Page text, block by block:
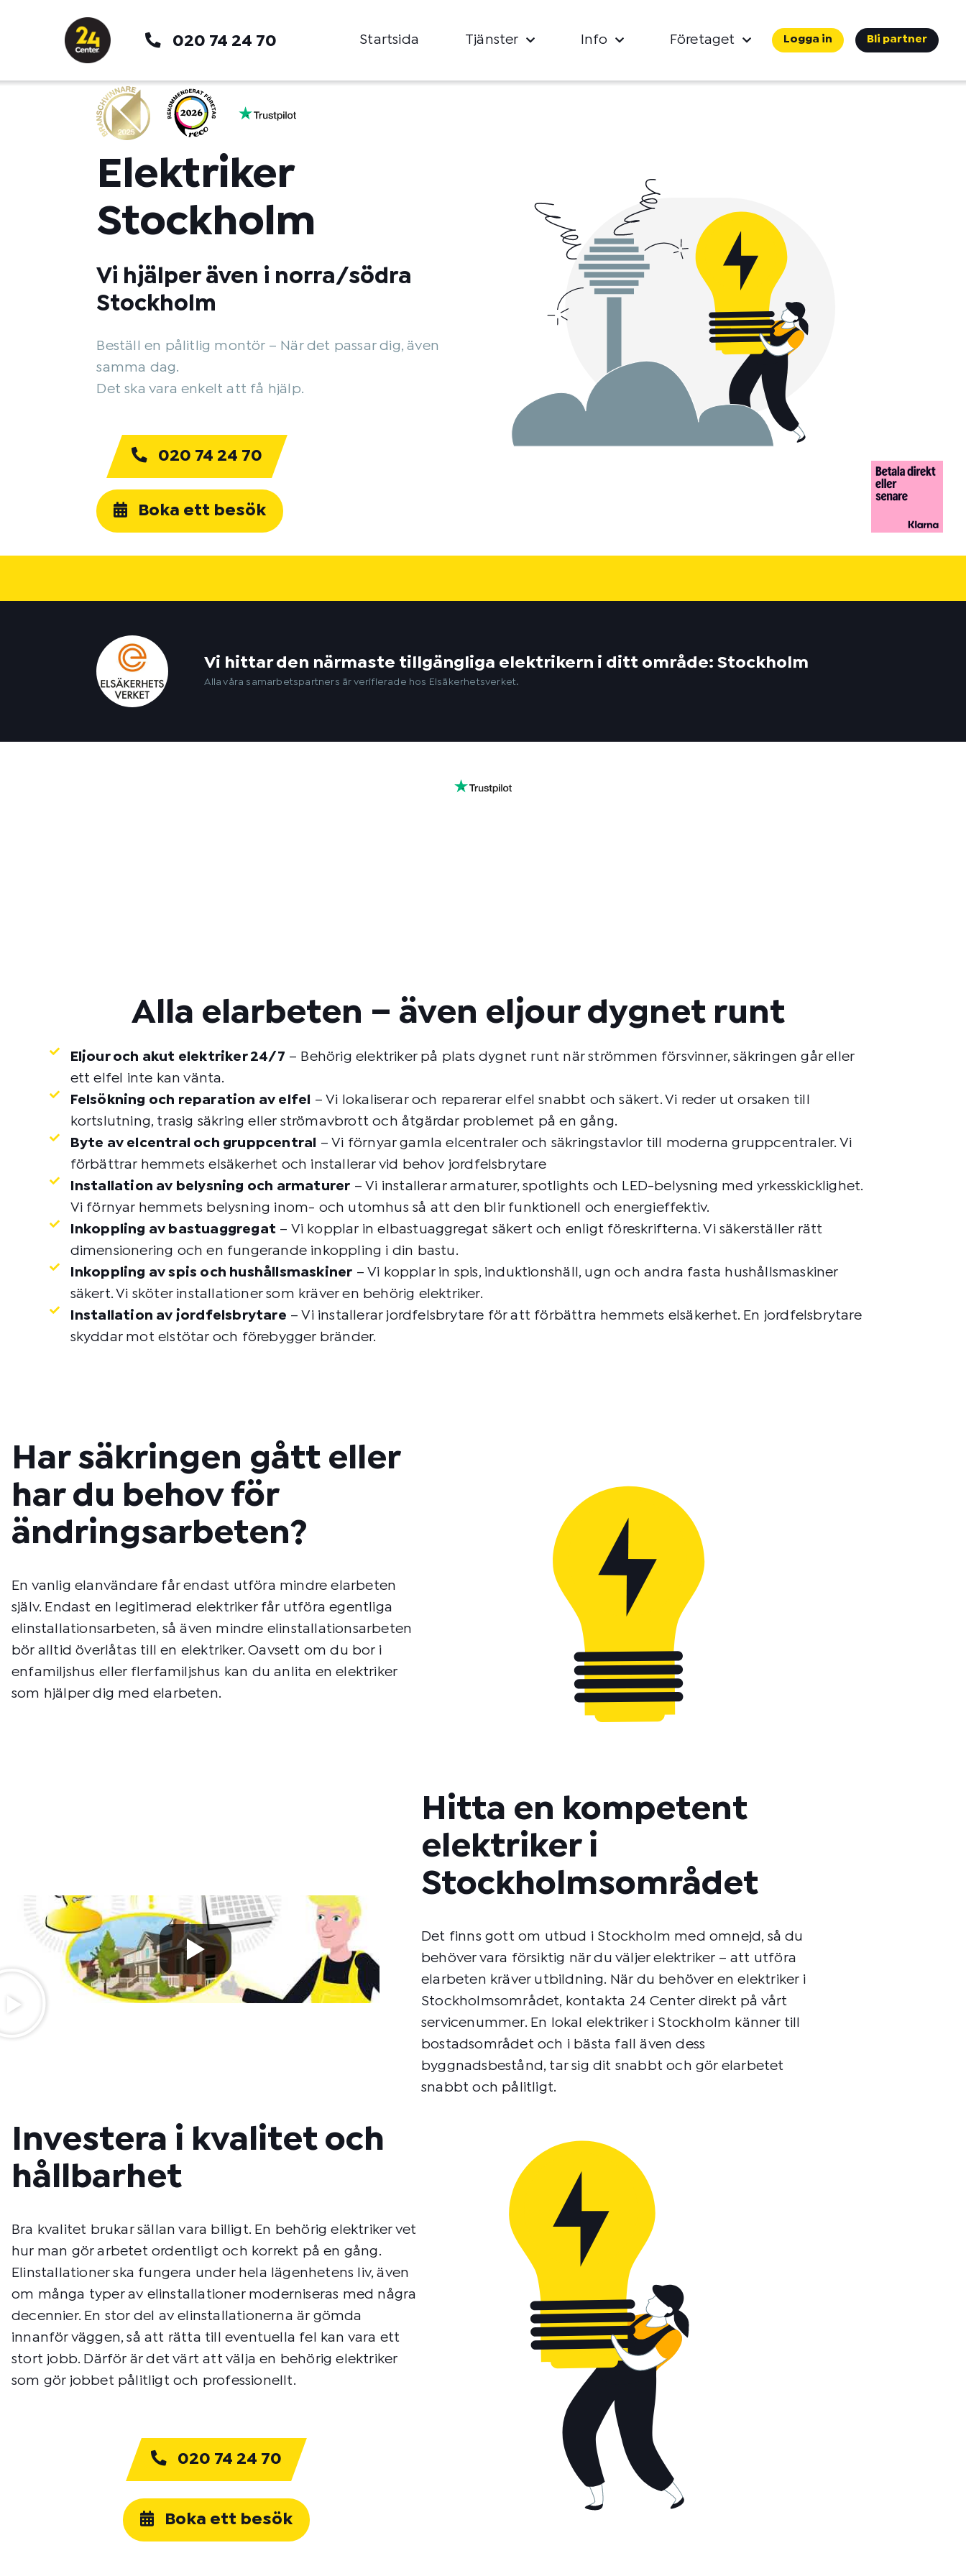
020 74 24 70 Startsida Tjänster Info Företaget Logga in Bli partner
Elektriker
Stockholm
Vi hjälper även i norra/södra
Stockholm
Beställ en pålitlig montör – När det passar dig, även
samma dag.
Det ska vara enkelt att få hjälp.
020 74 24 70
Boka ett besök
Vi hittar den närmaste tillgängliga elektrikern i ditt område: Stockholm
Alla våra samarbetspartners är verifierade hos Elsäkerhetsverket.
Alla elarbeten – även eljour dygnet runt
Eljour och akut elektriker 24/7 – Behörig elektriker på plats dygnet runt när strömmen försvinner, säkringen går eller
ett elfel inte kan vänta.
Felsökning och reparation av elfel
– Vi lokaliserar och reparerar elfel snabbt och säkert. Vi reder ut orsaken till
kortslutning, trasig säkring eller strömavbrott och åtgärdar problemet på en gång.
Byte av elcentral och gruppcentral
– Vi förnyar gamla elcentraler och säkringstavlor till moderna gruppcentraler. Vi
förbättrar hemmets elsäkerhet och installerar vid behov jordfelsbrytare
Installation av belysning och armaturer – Vi installerar armaturer, spotlights och LED-belysning med yrkesskicklighet.
Vi förnyar hemmets belysning inom- och utomhus så att den blir funktionell och energieffektiv.
Inkoppling av bastuaggregat – Vi kopplar in elbastuaggregat säkert och enligt föreskrifterna. Vi säkerställer rätt
dimensionering och en fungerande inkoppling i din bastu.
Inkoppling av spis och hushållsmaskiner – Vi kopplar in spis, induktionshäll, ugn och andra fasta hushållsmaskiner
säkert. Vi sköter installationer som kräver en behörig elektriker.
Installation av jordfelsbrytare – Vi installerar jordfelsbrytare för att förbättra hemmets elsäkerhet. En jordfelsbrytare
skyddar mot elstötar och förebygger bränder.
Har säkringen gått eller
har du behov för
ändringsarbeten?
En vanlig elanvändare får endast utföra mindre elarbeten
själv. Endast en legitimerad elektriker får utföra egentliga
elinstallationsarbeten, så även mindre elinstallationsarbeten
bör alltid överlåtas till en elektriker. Oavsett om du bor i
enfamiljshus eller flerfamiljshus kan du anlita en elektriker
som hjälper dig med elarbeten.
Hitta en kompetent
elektriker i
Stockholmsområdet
Det finns gott om utbud i Stockholm med omnejd, så du
behöver vara försiktig när du väljer elektriker – att utföra
elarbeten kräver utbildning. När du behöver en elektriker i
Stockholmsområdet, kontakta 24 Center direkt på vårt
servicenummer. En lokal elektriker i Stockholm känner till
bostadsområdet och i bästa fall även dess
byggnadsbestånd, tar sig dit snabbt och gör elarbetet
snabbt och pålitligt.
Investera i kvalitet och
hållbarhet
Bra kvalitet brukar sällan vara billigt. En behörig elektriker vet
hur man gör arbetet ordentligt och korrekt på en gång.
Elinstallationer ska fungera under hela lägenhetens liv, även
om många typer av elinstallationer moderniseras med några
decennier. En stor del av elinstallationerna är gömda
innanför väggen, så att rätta till eventuella fel kan vara ett
stort jobb. Därför är det värt att välja en behörig elektriker
som gör jobbet pålitligt och professionellt.
020 74 24 70
Boka ett besök